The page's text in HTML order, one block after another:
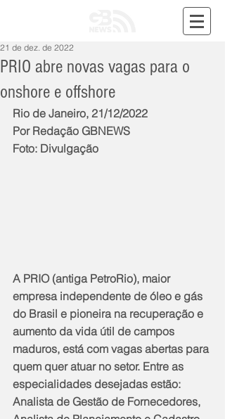
PRIO abre novas vagas para o
onshore e offshore
21 de dez. de 2022
Rio de Janeiro, 21/12/2022
Por Redação GBNEWS
Foto: Divulgação
A PRIO (antiga PetroRio), maior
empresa independente de óleo e gás
do Brasil e pioneira na recuperação e
aumento da vida útil de campos
maduros, está com vagas abertas para
quem quer atuar no setor. Entre as
especialidades desejadas estão:
Analista de Gestão de Fornecedores,